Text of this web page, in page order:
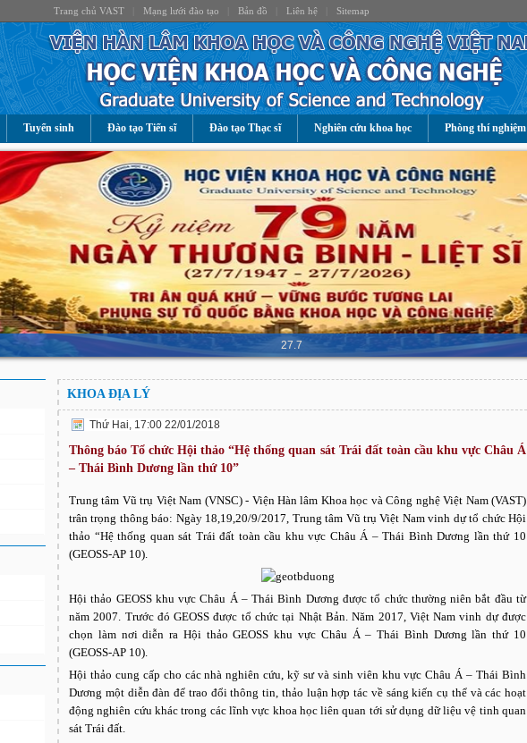
Trang chủ VAST| Mạng lưới đào tạo Bản đồ Liên hệ| Sitemap
Tuyển sinh Đào tạo Tiến sĩ Đào tạo Thạc sĩ Nghiên cứu khoa học Phòng thí nghiệm
27.7
KHOA ĐỊA LÝ
Thứ Hai, 17:00 22/01/2018
Thông báo Tổ chức Hội thảo “Hệ thống quan sát Trái đất toàn cầu khu vực Châu Á
– Thái Bình Dương lần thứ 10”
Trung tâm Vũ trụ Việt Nam (VNSC) - Viện Hàn lâm Khoa học và Công nghệ Việt Nam (VAST)
trân trọng thông báo: Ngày 18,19,20/9/2017, Trung tâm Vũ trụ Việt Nam vinh dự tổ chức Hội
thảo “Hệ thống quan sát Trái đất toàn cầu khu vực Châu Á – Thái Bình Dương lần thứ 10
(GEOSS-AP 10).
Hội thảo GEOSS khu vực Châu Á – Thái Bình Dương được tổ chức thường niên bắt đầu từ
năm 2007. Trước đó GEOSS được tổ chức tại Nhật Bản. Năm 2017, Việt Nam vinh dự được
chọn làm nơi diễn ra Hội thảo GEOSS khu vực Châu Á – Thái Bình Dương lần thứ 10
(GEOSS-AP 10).
Hội thảo cung cấp cho các nhà nghiên cứu, kỹ sư và sinh viên khu vực Châu Á – Thái Bình
Dương một diễn đàn để trao đổi thông tin, thảo luận hợp tác về sáng kiến cụ thể và các hoạt
động nghiên cứu khác trong các lĩnh vực khoa học liên quan tới sử dụng dữ liệu vệ tinh quan
sát Trái đất.